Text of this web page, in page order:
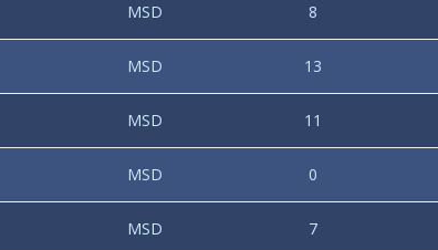
MSD 8
MSD 13
MSD 11
MSD 0
MSD 7